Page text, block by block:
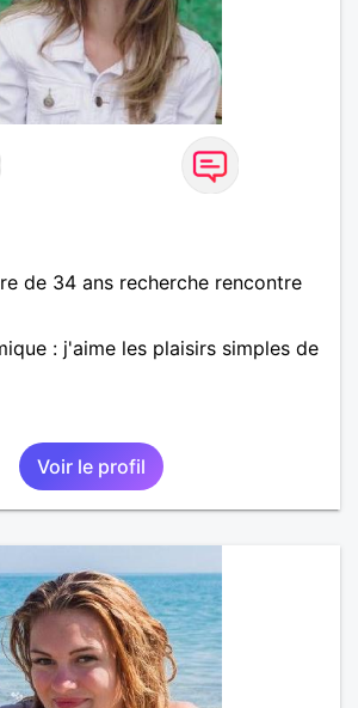
de 34 ans recherche rencontre
: j'aime les plaisirs simples de
Voir le profil